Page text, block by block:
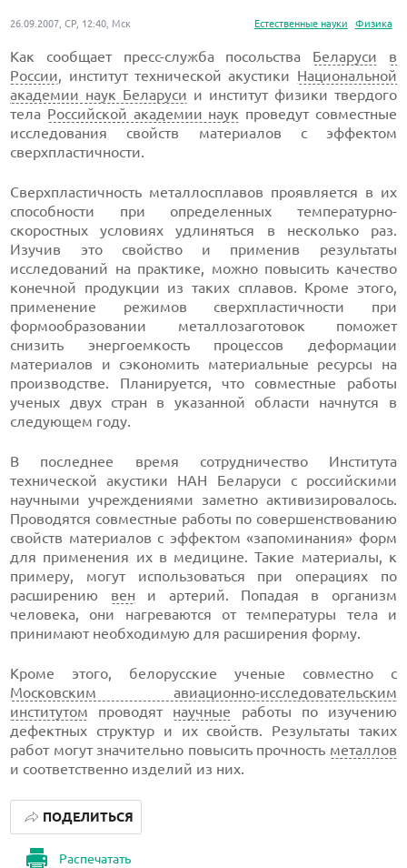
Естественные науки Физика
26.09.2007, СР, 12:40, Мск
Как сообщает пресс-служба посольства Беларуси
в
России, институт технической акустики Национальной
академии наук Беларуси и институт физики твердого
тела Российской академии наук проведут совместные
исследования свойств материалов с эффектом
сверхпластичности.
Сверхпластичность металлосплавов проявляется в их
способности при определенных температурно-
скоростных условиях удлиняться в несколько раз.
Изучив это свойство и применив результаты
исследований на практике, можно повысить качество
конечной продукции из таких сплавов. Кроме этого,
применение режимов сверхпластичности при
формообразовании металлозаготовок поможет
снизить энергоемкость процессов деформации
материалов и сэкономить материальные ресурсы на
производстве. Планируется, что совместные работы
ученых двух стран в указанной области начнутся в
следующем году.
В последнее время сотрудничество Института
технической акустики НАН Беларуси с российскими
научными учреждениями заметно активизировалось.
Проводятся совместные работы по совершенствованию
свойств материалов с эффектом «запоминания» форм
для применения их в медицине. Такие материалы, к
примеру, могут использоваться при операциях по
расширению вен и артерий. Попадая в организм
человека, они нагреваются от температуры тела и
принимают необходимую для расширения форму.
Кроме этого, белорусские ученые совместно с
Московским авиационно-исследовательским
институтом проводят научные работы по изучению
дефектных структур и их свойств. Результаты таких
работ могут значительно повысить прочность металлов
и соответственно изделий из них.
Распечатать
ПОДЕЛИТЬСЯ